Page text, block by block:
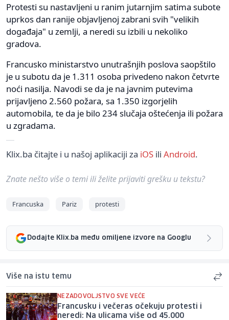
Protesti su nastavljeni u ranim jutarnjim satima subote
uprkos dan ranije objavljenoj zabrani svih "velikih
događaja" u zemlji, a neredi su izbili u nekoliko
gradova.
Francusko ministarstvo unutrašnjih poslova saopštilo
je u subotu da je 1.311 osoba privedeno nakon četvrte
noći nasilja. Navodi se da je na javnim putevima
prijavljeno 2.560 požara, sa 1.350 izgorjelih
automobila, te da je bilo 234 slučaja oštećenja ili požara
u zgradama.
Klix.ba čitajte i u našoj aplikaciji za iOS ili Android.
Znate nešto više o temi ili želite prijaviti grešku u tekstu?
Francuska Pariz protesti
Dodajte Klix.ba među omiljene izvore na Googlu
Više na istu temu
NEZADOVOLJSTVO SVE VEĆE
Francusku i večeras očekuju protesti i
neredi: Na ulicama više od 45.000